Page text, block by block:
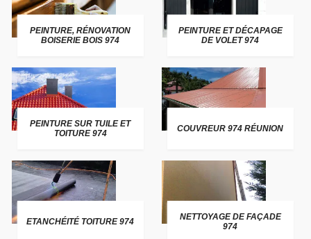
PEINTURE, RÉNOVATION
BOISERIE BOIS 974
PEINTURE ET DÉCAPAGE
DE VOLET 974
PEINTURE SUR TUILE ET
TOITURE 974
COUVREUR 974 RÉUNION
ETANCHÉITÉ TOITURE 974
NETTOYAGE DE FAÇADE
974